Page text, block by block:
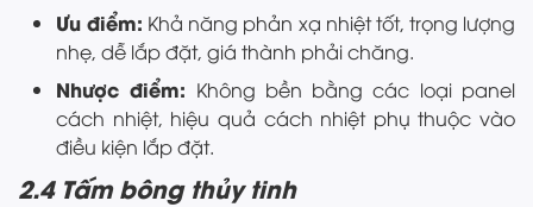
Ưu điểm: Khả năng phản xạ nhiệt tốt, trọng lượng
nhẹ, dễ lắp đặt, giá thành phải chăng.
Nhược điểm: Không bền bằng các loại panel
cách nhiệt, hiệu quả cách nhiệt phụ thuộc vào
điều kiện lắp đặt.
2.4 Tấm bông thủy tinh